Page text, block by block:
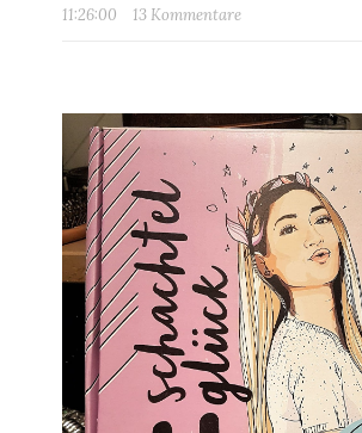
11:26:00 13 Kommentare